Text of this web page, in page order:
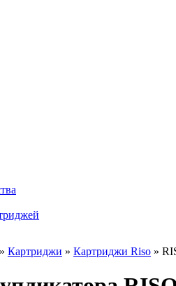
» Картриджи » Картриджи Riso »